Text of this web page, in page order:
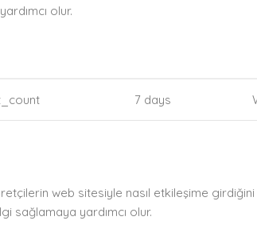
olur.
7 days
web sitesiyle nasıl etkileşime girdiğini
sağlamaya yardımcı olur.